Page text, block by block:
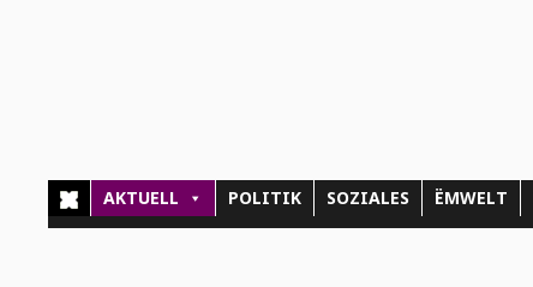
AKTUELL POLITIK SOZIALES ËMWELT